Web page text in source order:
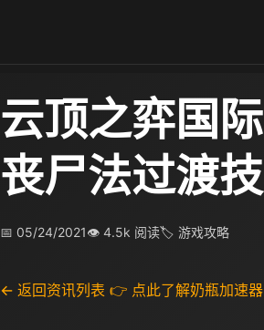
云顶之弈国
丧尸法过渡
📅 05/24/2021👁 4.5k 阅读🏷 游戏攻略
← 返回资讯列表 👉 点此了解奶瓶加速器